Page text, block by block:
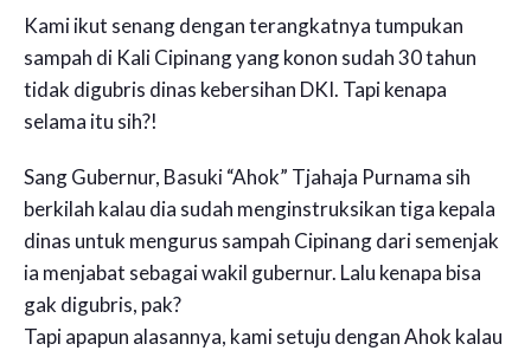
Kami ikut senang dengan terangkatnya tumpukan
sampah di Kali Cipinang yang konon sudah 30 tahun
tidak digubris dinas kebersihan DKI. Tapi kenapa
selama itu sih?!
Sang Gubernur, Basuki “Ahok” Tjahaja Purnama sih
berkilah kalau dia sudah menginstruksikan tiga kepala
dinas untuk mengurus sampah Cipinang dari semenjak
ia menjabat sebagai wakil gubernur. Lalu kenapa bisa
gak digubris, pak?
Tapi apapun alasannya, kami setuju dengan Ahok kalau